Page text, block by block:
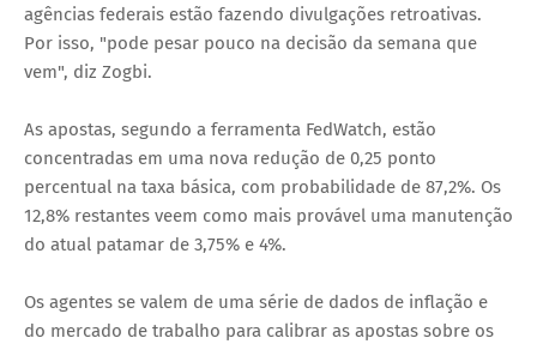
agências federais estão fazendo divulgações retroativas.
Por isso, "pode pesar pouco na decisão da semana que
vem", diz Zogbi.
As apostas, segundo a ferramenta FedWatch, estão
concentradas em uma nova redução de 0,25 ponto
percentual na taxa básica, com probabilidade de 87,2%. Os
12,8% restantes veem como mais provável uma manutenção
do atual patamar de 3,75% e 4%.
Os agentes se valem de uma série de dados de inflação e
do mercado de trabalho para calibrar as apostas sobre os